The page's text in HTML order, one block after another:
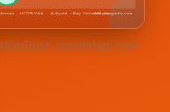
· mardohar.com